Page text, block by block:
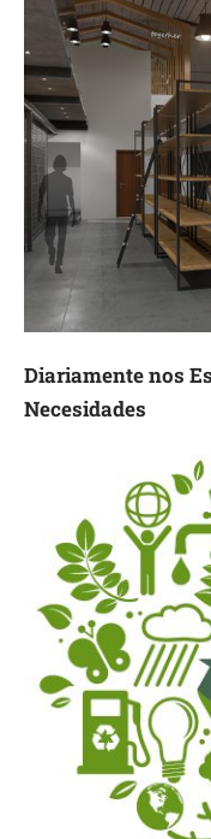
Diariamente nos
Necesidades